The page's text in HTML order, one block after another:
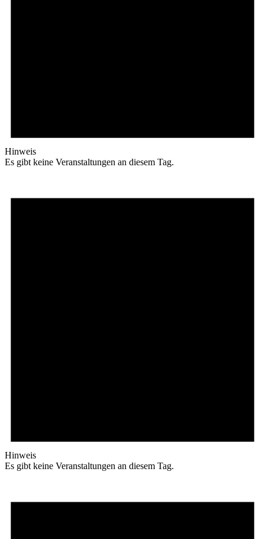
Hinweis
Es gibt keine Veranstaltungen an diesem Tag.
Hinweis
Es gibt keine Veranstaltungen an diesem Tag.